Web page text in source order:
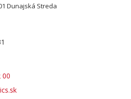
Dunajská Streda
00